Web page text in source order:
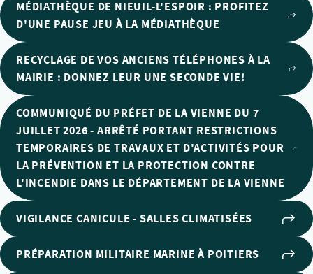
MÉDIATHÈQUE DE NIEUIL-L'ESPOIR : PROFITEZ
D'UNE PAUSE JEU À LA MÉDIATHÈQUE
RECYCLAGE DE VOS ANCIENS TÉLÉPHONES À LA
MAIRIE : DONNEZ LEUR UNE SECONDE VIE!
COMMUNIQUÉ DU PRÉFET DE LA VIENNE DU 7
JUILLET 2026 - ARRÊTÉ PORTANT RESTRICTIONS
TEMPORAIRES DE TRAVAUX ET D'ACTIVITÉS POUR
LA PRÉVENTION ET LA PROTECTION CONTRE
L'INCENDIE DANS LE DÉPARTEMENT DE LA VIENNE
VIGILANCE CANICULE - SALLES CLIMATISÉES
PRÉPARATION MILITAIRE MARINE À POITIERS